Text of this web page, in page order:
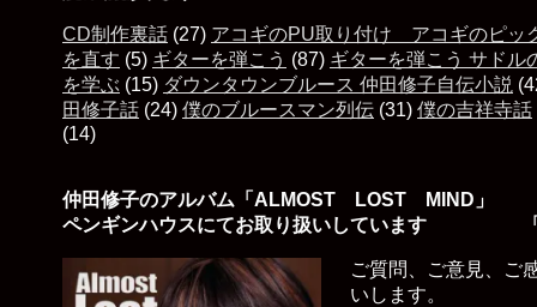
CD制作裏話 (27) アコギのPU取り付け アコギのピッ
を直す (5) ギターを弾こう (87) ギターを弾こう サドル
を学ぶ (15) ダウンタウンブルース 仲田修子自伝小説
田修子話 (24) 僕のブルースマン列伝 (31) 僕の吉祥寺話
(14)
仲田修子のアルバム「ALMOST LOST MIND」
ペンギンハウスにてお取り扱いしています 「
ご質問、ご意見、ご
いします。